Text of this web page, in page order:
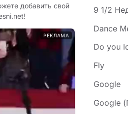
добавить свой
РЕКЛАМА
9 1/2
Dance
Do you
Fly
Google
Google